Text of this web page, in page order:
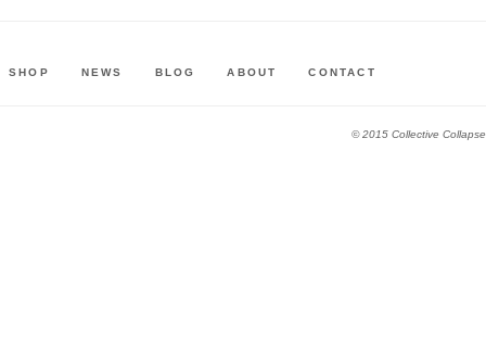
SHOP NEWS BLOG ABOUT CONTACT
© 2015 Collective